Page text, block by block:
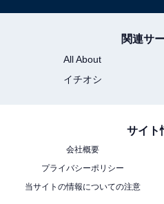
関連サ
All About
イチオシ
サイト
会社概要
プライバシーポリシー
当サイトの情報についての注意